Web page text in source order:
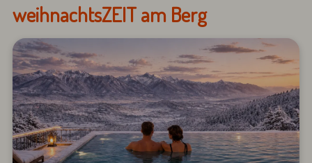
weihnachtsZEIT am Berg